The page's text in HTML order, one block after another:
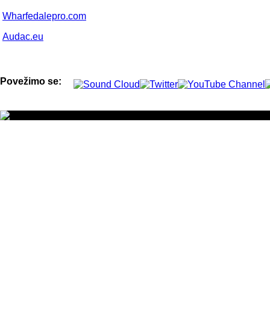
Wharfedalepro.com
Audac.eu
Povežimo se: